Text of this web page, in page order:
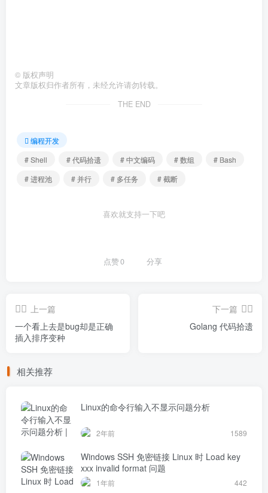
© 版权声明
文章版权归作者所有，未经允许请勿转载。
THE END
编程开发
# Shell
# 代码拾遗 # 中文编码 # 数组
# Bash
# 进程池
# 并行 # 多任务 # 截断
喜欢就支持一下吧
点赞0 分享
上一篇
一个看上去是bug却是正确
插入排序变种
下一篇
Golang 代码拾遗
相关推荐
Linux的命令行输入不显示问题分析
2年前 1589
Windows SSH 免密链接 Linux 时 Load key
xxx invalid format 问题
1年前 442